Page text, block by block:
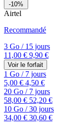
-10%
Airtel
Recommandé
3 Go /15 jours
11,00 € 9,90 €
Voir le forfait
1 Go /7 jours
5,00 € 4,50 €
20 Go /7 jours
58,00 € 52,20 €
10 Go /30 jours
34,00 € 30,60 €